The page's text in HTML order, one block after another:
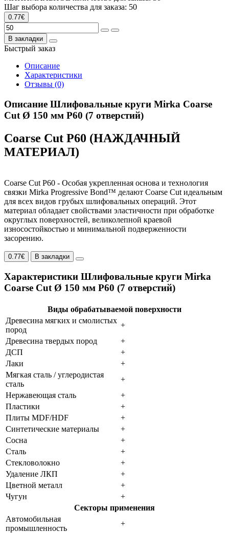
Шаг выбора количества для заказа: 50
0.77€
В закладки
Быстрый заказ
Описание
Характеристики
Отзывы (0)
Описание Шлифовальные круги Mirka Coarse
Cut Ø 150 мм P60 (7 отверстий)
Coarse Cut P60 (НАЖДАЧНЫЙ
МАТЕРИАЛ)
Coarse Cut P60 - Особая укрепленная основа и технология
связки Mirka Progressive Bond™ делают Coarse Cut идеальным
для всех видов грубых шлифовальных операций. Этот
материал обладает свойствами эластичности при обработке
округлых поверхностей, великолепной краевой
износостойкостью и минимальной подверженности
засорению.
0.77€ В закладки
Характеристики Шлифовальные круги Mirka
Coarse Cut Ø 150 мм P60 (7 отверстий)
Виды обрабатываемой поверхности
Древесина мягких и смолистых
пород
+
Древесина твердых пород
+
ДСП
+
Лаки
+
Мягкая сталь / углеродистая
сталь
+
Нержавеющая сталь
+
Пластики
+
Плиты MDF/HDF
+
Синтетические материалы
+
Сосна
+
Сталь
+
Стекловолокно
+
Удаление ЛКП
+
Цветной металл
+
Чугун
+
Секторы применения
Автомобильная
промышленность
+